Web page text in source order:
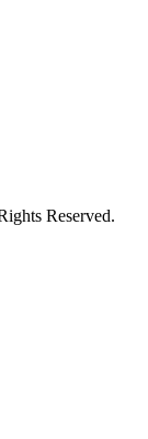
Reserved.